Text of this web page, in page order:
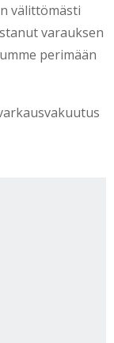
välittömästi
varauksen
perimään